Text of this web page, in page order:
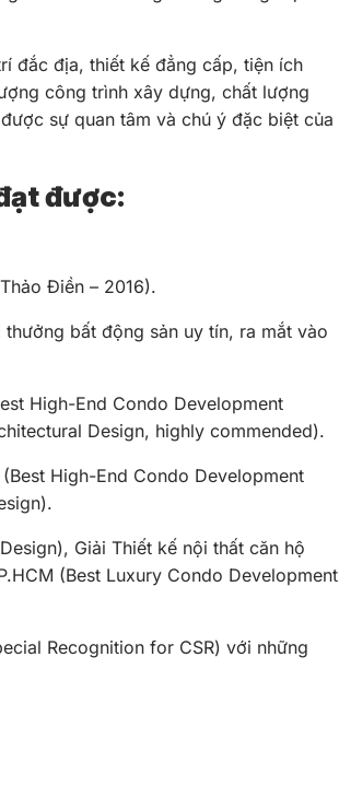
đắc địa, thiết kế đẳng cấp, tiện ích
công trình xây dựng, chất lượng
sự quan tâm và chú ý đặc biệt của
được:
Điền – 2016).
bất động sản uy tín, ra mắt vào
High-End Condo Development
Design, highly commended).
High-End Condo Development
Giải Thiết kế nội thất căn hộ
(Best Luxury Condo Development
Recognition for CSR) với những